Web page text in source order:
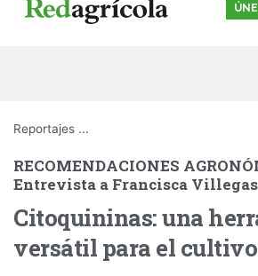
Reportajes ...
RECOMENDACIONES
Entrevista a Francisca Villegas
Citoquininas: una
versátil para el